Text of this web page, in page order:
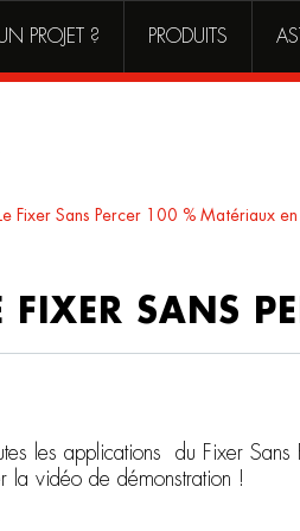
PROJET ? PRODUITS
Fixer Sans Percer 100 % Matériaux
FIXER SANS
les applications du Fixer
la vidéo de démonstration !